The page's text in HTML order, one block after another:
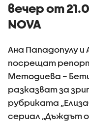
вечер от
NOVA
Ана Пападопулу и
посрещат
Методиева –
разказват за
рубриката
сериал „Дъждът